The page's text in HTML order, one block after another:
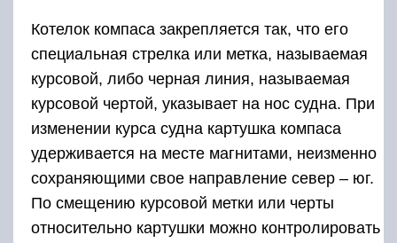
Котелок компаса закрепляется так, что его
специальная стрелка или метка, называемая
курсовой, либо черная линия, называемая
курсовой чертой, указывает на нос судна. При
изменении курса судна картушка компаса
удерживается на месте магнитами, неизменно
сохраняющими свое направление север – юг.
По смещению курсовой метки или черты
относительно картушки можно контролировать